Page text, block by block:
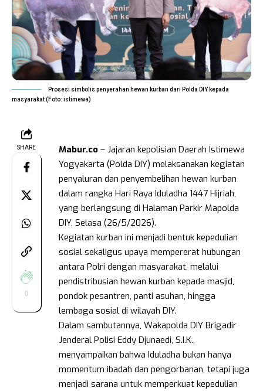
Prosesi simbolis penyerahan hewan kurban dari Polda DIY kepada
masyarakat (Foto: istimewa)
SHARE
0
Mabur.co – Jajaran kepolisian Daerah Istimewa
Yogyakarta (Polda DIY) melaksanakan kegiatan
penyaluran dan penyembelihan hewan kurban
dalam rangka Hari Raya Iduladha 1447 Hijriah,
yang berlangsung di Halaman Parkir Mapolda
DIY, Selasa (26/5/2026).
Kegiatan kurban ini menjadi bentuk kepedulian
sosial sekaligus upaya mempererat hubungan
antara Polri dengan masyarakat, melalui
pendistribusian hewan kurban kepada masjid,
pondok pesantren, panti asuhan, hingga
lembaga sosial di wilayah DIY.
Dalam sambutannya, Wakapolda DIY Brigadir
Jenderal Polisi Eddy Djunaedi, S.I.K.,
menyampaikan bahwa Iduladha bukan hanya
momentum ibadah dan pengorbanan, tetapi juga
menjadi sarana untuk memperkuat kepedulian